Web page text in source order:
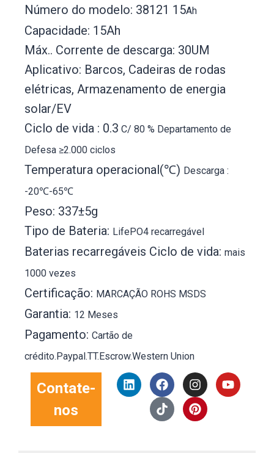
Número do modelo: 38121 15Ah
Capacidade: 15Ah
Máx.. Corrente de descarga: 30UM
Aplicativo: Barcos, Cadeiras de rodas
elétricas, Armazenamento de energia
solar/EV
Ciclo de vida : 0.3 C/ 80 % Departamento de
Defesa ≥2.000 ciclos
Temperatura operacional(℃) Descarga :
-20℃-65℃
Peso: 337±5g
Tipo de Bateria: LifePO4 recarregável
Baterias recarregáveis ​​Ciclo de vida: mais
1000 vezes
Certificação: MARCAÇÃO ROHS MSDS
Garantia: 12 Meses
Pagamento: Cartão de
crédito.Paypal.TT.Escrow.Western Union
Contate-
nos
L
i
F
a
c
e
I
n
s
t
Y
o
T
i
k
T
P
i
n
t